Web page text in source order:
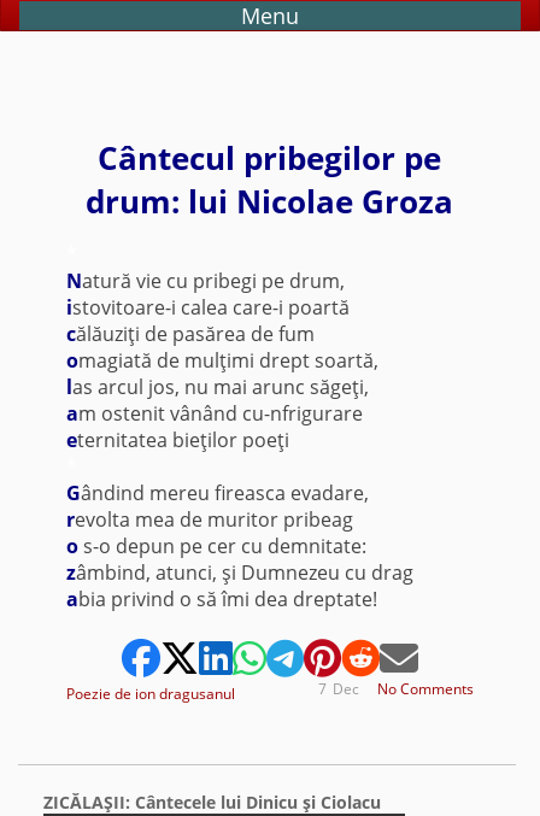
Menu
Cântecul pribegilor pe
drum: lui Nicolae Groza
Natură vie cu pribegi pe drum,
istovitoare-i calea care-i poartă
călăuziţi de pasărea de fum
omagiată de mulţimi drept soartă,
las arcul jos, nu mai arunc săgeţi,
am ostenit vânând cu-nfrigurare
eternitatea bieţilor poeţi
Gândind mereu fireasca evadare,
revolta mea de muritor pribeag
os-o depun pe cer cu demnitate:
zâmbind, atunci, şi Dumnezeu cu drag
abia privind o să îmi dea dreptate!
Poezie de ion dragusanul No Comments
Dec
7
ZICĂLAŞII: Cântecele lui Dinicu şi Ciolacu